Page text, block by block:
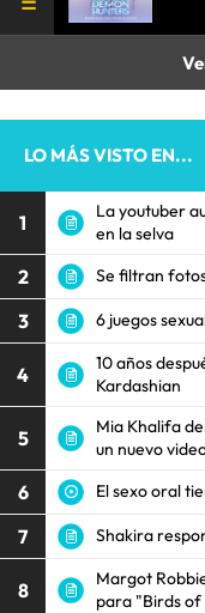
LO MÁS VISTO EN...
1
La youtuber
en la selva
2 Se filtran
3 6 juegos
4
10 años
Kardashian
5
Mia Khalifa
un nuevo
6 El sexo oral
7 Shakira
8
Margot
para "Birds of